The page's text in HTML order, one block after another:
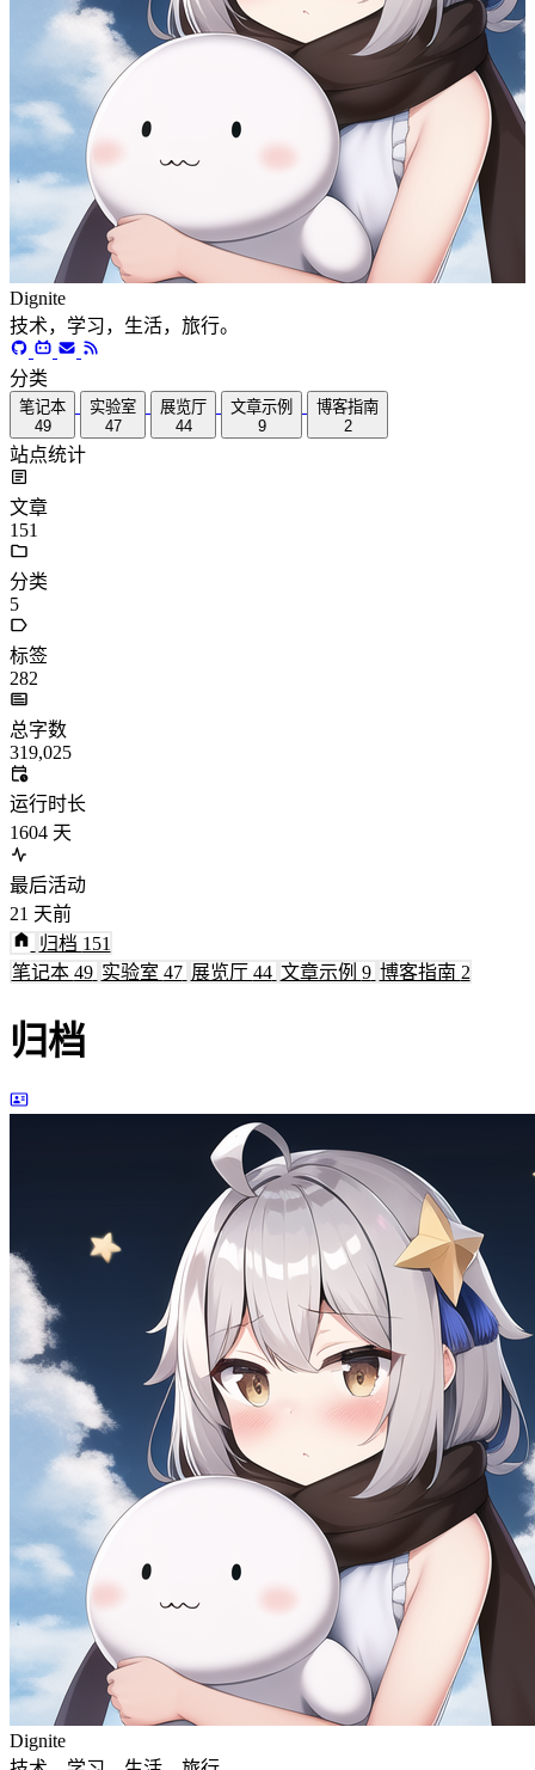
Dignite
技术，学习，生活，旅行。
分类
笔记本
49
实验室
47
展览厅
44
文章示例
9
博客指南
2
站点统计
文章
151
分类
5
标签
282
总字数
319,025
运行时长
1604 天
最后活动
21 天前
归档 151
笔记本 49 实验室 47 展览厅 44 文章示例 9 博客指南 2
归档
Dignite